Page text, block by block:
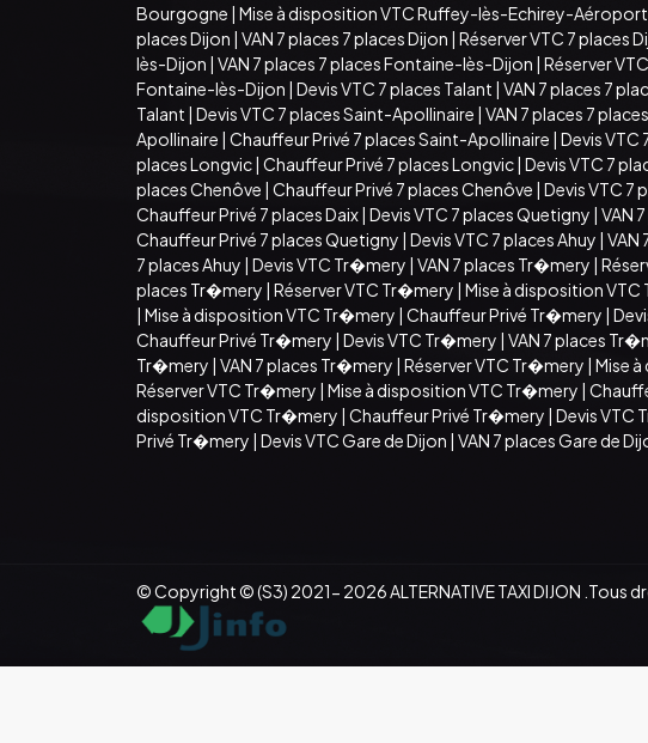
Bourgogne | Mise à disposition VTC Ruffey-lès-Echirey-
places Dijon | VAN 7 places 7 places Dijon | Réserver VTC 7 places
lès-Dijon | VAN 7 places 7 places Fontaine-lès-Dijon | Réserver
Fontaine-lès-Dijon | Devis VTC 7 places Talant | VAN 7 places 7
Talant | Devis VTC 7 places Saint-Apollinaire | VAN 7 places 7
Apollinaire | Chauffeur Privé 7 places Saint-Apollinaire | Devis VTC
places Longvic| Chauffeur Privé 7 places Longvic| Devis VTC 7
places Chenôve | Chauffeur Privé 7 places Chenôve | Devis VTC 7
Chauffeur Privé 7 places Daix| Devis VTC 7 places Quetigny | VAN
Chauffeur Privé 7 places Quetigny | Devis VTC 7 places Ahuy | VAN
7 places Ahuy | Devis VTC Tr�mery | VAN 7 places Tr�mery |
places Tr�mery | Réserver VTC Tr�mery | Mise à disposition
| Mise à disposition VTC Tr�mery | Chauffeur Privé Tr�mery |
Chauffeur Privé Tr�mery | Devis VTC Tr�mery | VAN 7 places
Tr�mery | VAN 7 places Tr�mery | Réserver VTC Tr�mery | Mise
Réserver VTC Tr�mery | Mise à disposition VTC Tr�mery |
disposition VTC Tr�mery | Chauffeur Privé Tr�mery | Devis VTC
Privé Tr�mery | Devis VTC Gare de Dijon | VAN 7 places Gare de
© Copyright © (S3) 2021- 2026 ALTERNATIVE TAXI DIJON .Tous